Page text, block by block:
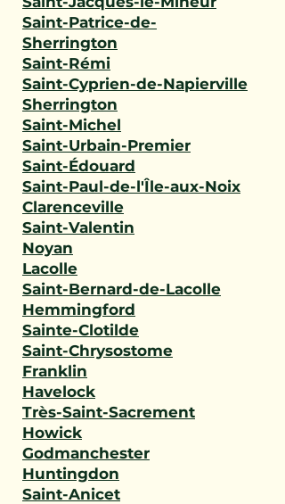
Saint-Patrice-de-
Sherrington
Saint-Rémi
Saint-Cyprien-de-Napierville
Sherrington
Saint-Michel
Saint-Urbain-Premier
Saint-Édouard
Saint-Paul-de-l'Île-aux-Noix
Clarenceville
Saint-Valentin
Noyan
Lacolle
Saint-Bernard-de-Lacolle
Hemmingford
Sainte-Clotilde
Saint-Chrysostome
Franklin
Havelock
Très-Saint-Sacrement
Howick
Godmanchester
Huntingdon
Saint-Anicet